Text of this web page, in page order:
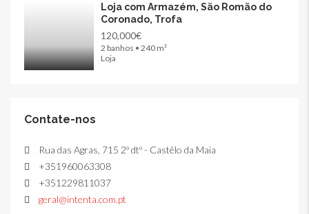
Loja com Armazém, São Romão do
Coronado, Trofa
120,000€
2 banhos • 240 m²
Loja
Contate-nos
Rua das Agras, 715 2º dtº - Castêlo da Maia
+351960063308
+351229811037
geral@intenta.com.pt